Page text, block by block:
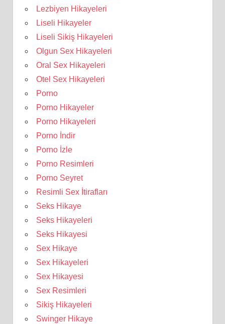
Lezbiyen Hikayeleri
Liseli Hikayeler
Liseli Sikiş Hikayeleri
Olgun Sex Hikayeleri
Oral Sex Hikayeleri
Otel Sex Hikayeleri
Porno
Porno Hikayeler
Porno Hikayeleri
Porno İndir
Porno İzle
Porno Resimleri
Porno Seyret
Resimli Sex İtirafları
Seks Hikaye
Seks Hikayeleri
Seks Hikayesi
Sex Hikaye
Sex Hikayeleri
Sex Hikayesi
Sex Resimleri
Sikiş Hikayeleri
Swinger Hikaye